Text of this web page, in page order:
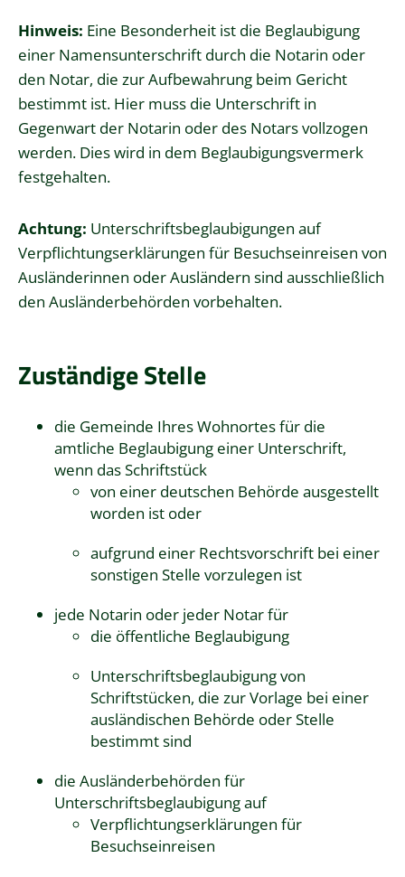
Hinweis: Eine Besonderheit ist die Beglaubigung
einer Namensunterschrift durch die Notarin oder
den Notar, die zur Aufbewahrung beim Gericht
bestimmt ist. Hier muss die Unterschrift in
Gegenwart der Notarin oder des Notars vollzogen
werden. Dies wird in dem Beglaubigungsvermerk
festgehalten.
Achtung: Unterschriftsbeglaubigungen auf
Verpflichtungserklärungen für Besuchseinreisen von
Ausländerinnen oder Ausländern sind ausschließlich
den Ausländerbehörden vorbehalten.
Zuständige Stelle
die Gemeinde Ihres Wohnortes für die
amtliche Beglaubigung einer Unterschrift,
wenn das Schriftstück
von einer deutschen Behörde ausgestellt
worden ist oder
aufgrund einer Rechtsvorschrift bei einer
sonstigen Stelle vorzulegen ist
jede Notarin oder jeder Notar für
die öffentliche Beglaubigung
Unterschriftsbeglaubigung von
Schriftstücken, die zur Vorlage bei einer
ausländischen Behörde oder Stelle
bestimmt sind
die Ausländerbehörden für
Unterschriftsbeglaubigung auf
Verpflichtungserklärungen für
Besuchseinreisen